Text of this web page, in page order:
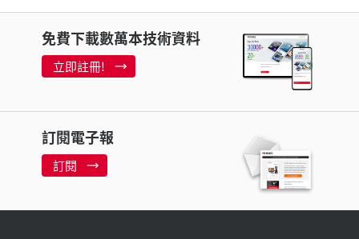
免費下載數萬本技術資料
立即註冊!
訂閱電子報
訂閱